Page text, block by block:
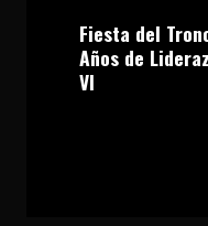
Fiesta del
Años de
VI